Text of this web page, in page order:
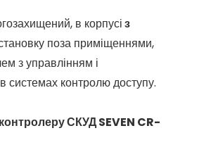
в корпусіз
поза приміщеннями,
з управлінням і
контролю доступу.
СКУД SEVEN CR-